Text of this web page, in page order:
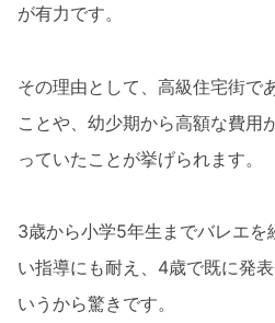
が有力です。
その理由として、高級住宅街で
ことや、幼少期から高額な費用
っていたことが挙げられます。
3歳から小学5年生までバレエを
い指導にも耐え、4歳で既に発
いうから驚きです。